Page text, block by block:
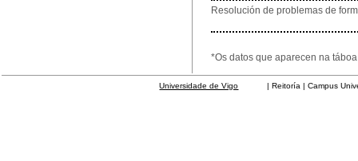
Resolución de problemas de
*Os datos que aparecen na
Universidade de Vigo | Reitoría | Campus